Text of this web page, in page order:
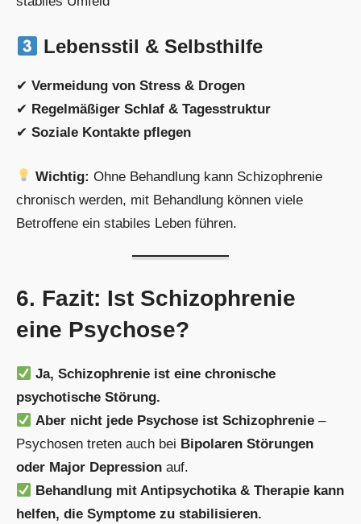
Lebensstil & Selbsthilfe
✔ Vermeidung von Stress & Drogen
✔ Regelmäßiger Schlaf & Tagesstruktur
✔ Soziale Kontakte pflegen
Wichtig: Ohne Behandlung kann Schizophrenie
chronisch werden, mit Behandlung können viele
Betroffene ein stabiles Leben führen.
6. Fazit: Ist Schizophrenie
eine Psychose?
Ja, Schizophrenie ist eine chronische
psychotische Störung.
Aber nicht jede Psychose ist Schizophrenie –
Psychosen treten auch bei Bipolaren Störungen
oder Major Depression auf.
Behandlung mit Antipsychotika & Therapie kann
helfen, die Symptome zu stabilisieren.